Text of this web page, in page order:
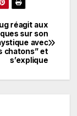
réagit aux
sur son
avec
chatons” et
s’explique